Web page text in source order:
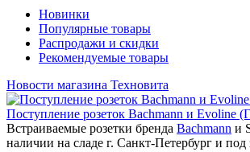
Новинки
Популярные товары
Распродажи и скидки
Рекомендуемые товары
Новости магазина Техновита
Поступление розеток Bachmann и Evoline
Встраиваемые розетки бренда Bachmann и
наличии на сладе г. Санкт-Петербург и под